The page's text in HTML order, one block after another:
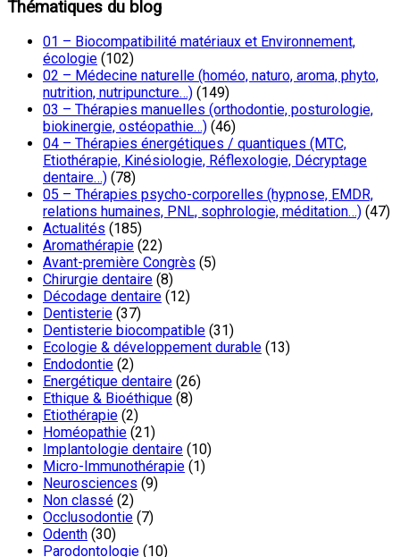
Thématiques du blog
01 – Biocompatibilité matériaux et Environnement,
écologie (102)
02 – Médecine naturelle (homéo, naturo, aroma, phyto,
nutrition, nutripuncture…) (149)
03 – Thérapies manuelles (orthodontie, posturologie,
biokinergie, ostéopathie…) (46)
04 – Thérapies énergétiques / quantiques (MTC,
Etiothérapie, Kinésiologie, Réflexologie, Décryptage
dentaire…) (78)
05 – Thérapies psycho-corporelles (hypnose, EMDR,
relations humaines, PNL, sophrologie, méditation…) (47)
Actualités (185)
Aromathérapie (22)
Avant-première Congrès (5)
Chirurgie dentaire (8)
Décodage dentaire (12)
Dentisterie (37)
Dentisterie biocompatible (31)
Ecologie & développement durable (13)
Endodontie (2)
Energétique dentaire (26)
Ethique & Bioéthique (8)
Etiothérapie (2)
Homéopathie (21)
Implantologie dentaire (10)
Micro-Immunothérapie (1)
Neurosciences (9)
Non classé (2)
Occlusodontie (7)
Odenth (30)
Parodontologie (10)